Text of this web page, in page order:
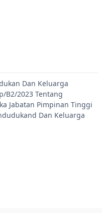
Dan Keluarga
B2/2023 Tentang
Jabatan Pimpinan Tinggi
Dan Keluarga